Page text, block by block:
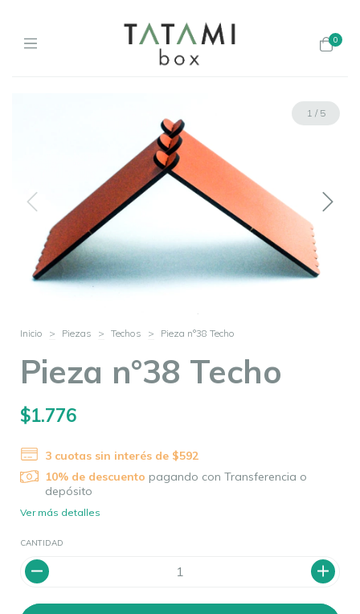
0
1 / 5
Inicio > Piezas > Techos > Pieza n°38 Techo
Pieza n°38 Techo
$1.776
3 cuotas sin interés de $592
10% de descuento pagando con Transferencia o
depósito
Ver más detalles
CANTIDAD